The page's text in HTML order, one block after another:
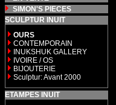
SIMON'S PIECES
SCULPTUR INUIT
OURS
CONTEMPORAIN
INUKSHUK GALLERY
IVOIRE / OS
BIJOUTERIE
Sculptur: Avant 2000
ETAMPES INUIT